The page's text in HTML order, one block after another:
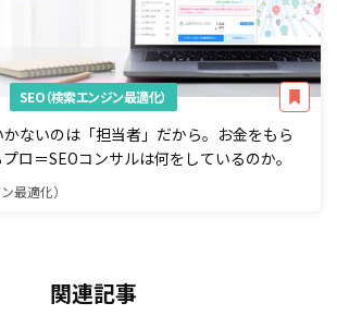
SEO（検索エンジン最適化）
ないのは「担当者」だから。お金をもら
ロ＝SEOコンサルは何をしているのか。
最適化）
関連記事